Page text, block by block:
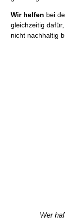
Wir helfen bei
gleichzeitig
nicht nachhaltig
Wer